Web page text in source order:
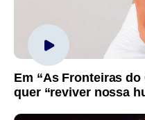
Em “As Fronteiras
quer “reviver nossa